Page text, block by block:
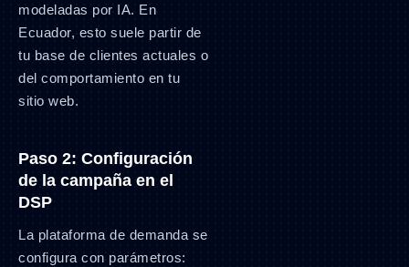
modeladas por IA. En
Ecuador, esto suele partir de
tu base de clientes actuales o
del comportamiento en tu
sitio web.
Paso 2: Configuración
de la campaña en el
DSP
La plataforma de demanda se
configura con parámetros: